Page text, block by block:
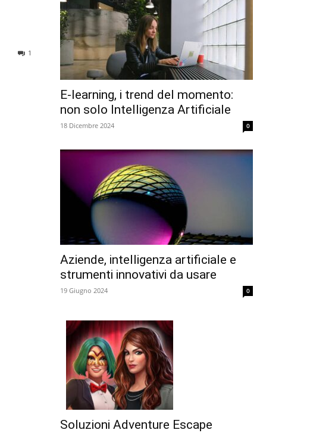
1
E-learning, i trend del momento:
non solo Intelligenza Artificiale
18 Dicembre 2024 0
Aziende, intelligenza artificiale e
strumenti innovativi da usare
19 Giugno 2024 0
Soluzioni Adventure Escape